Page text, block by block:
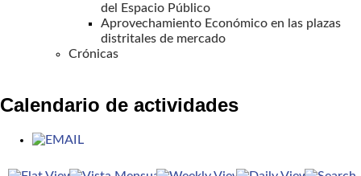
del Espacio Público
Aprovechamiento Económico en las plazas
distritales de mercado
Crónicas
Calendario de actividades